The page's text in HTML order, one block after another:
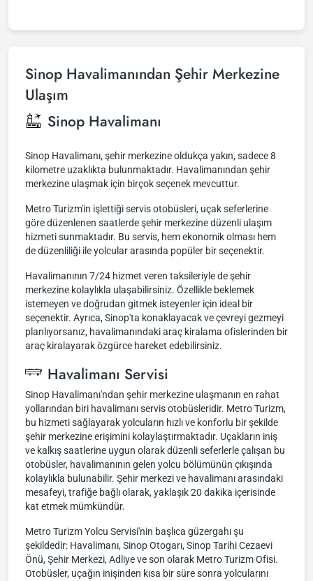
Sinop Havalimanından Şehir Merkezine
Ulaşım
Sinop Havalimanı
Sinop Havalimanı, şehir merkezine oldukça yakın, sadece 8
kilometre uzaklıkta bulunmaktadır. Havalimanından şehir
merkezine ulaşmak için birçok seçenek mevcuttur.
Metro Turizm'in işlettiği servis otobüsleri, uçak seferlerine
göre düzenlenen saatlerde şehir merkezine düzenli ulaşım
hizmeti sunmaktadır. Bu servis, hem ekonomik olması hem
de düzenliliği ile yolcular arasında popüler bir seçenektir.
Havalimanının 7/24 hizmet veren taksileriyle de şehir
merkezine kolaylıkla ulaşabilirsiniz. Özellikle beklemek
istemeyen ve doğrudan gitmek isteyenler için ideal bir
seçenektir. Ayrıca, Sinop'ta konaklayacak ve çevreyi gezmeyi
planlıyorsanız, havalimanındaki araç kiralama ofislerinden bir
araç kiralayarak özgürce hareket edebilirsiniz.
Havalimanı Servisi
Sinop Havalimanı'ndan şehir merkezine ulaşmanın en rahat
yollarından biri havalimanı servis otobüsleridir. Metro Turizm,
bu hizmeti sağlayarak yolcuların hızlı ve konforlu bir şekilde
şehir merkezine erişimini kolaylaştırmaktadır. Uçakların iniş
ve kalkış saatlerine uygun olarak düzenli seferlerle çalışan bu
otobüsler, havalimanının gelen yolcu bölümünün çıkışında
kolaylıkla bulunabilir. Şehir merkezi ve havalimanı arasındaki
mesafeyi, trafiğe bağlı olarak, yaklaşık 20 dakika içerisinde
kat etmek mümkündür.
Metro Turizm Yolcu Servisi'nin başlıca güzergahı şu
şekildedir: Havalimanı, Sinop Otogarı, Sinop Tarihi Cezaevi
Önü, Şehir Merkezi, Adliye ve son olarak Metro Turizm Ofisi.
Otobüsler, uçağın inişinden kısa bir süre sonra yolcularını